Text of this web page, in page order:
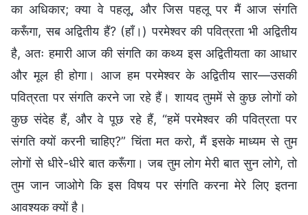
का अधिकार; क्या वे पहलू, और जिस पहलू पर मैं आज संगति
करूँगा, सब अद्वितीय हैं? (हाँ।) परमेश्वर की पवित्रता भी अद्वितीय
है, अतः हमारी आज की संगति का कथ्य इस अद्वितीयता का आधार
और मूल ही होगा। आज हम परमेश्वर के अद्वितीय सार—उसकी
पवित्रता पर संगति करने जा रहे हैं। शायद तुममें से कुछ लोगों को
कुछ संदेह हैं, और वे पूछ रहे हैं, “हमें परमेश्वर की पवित्रता पर
संगति क्यों करनी चाहिए?” चिंता मत करो, मैं इसके माध्यम से तुम
लोगों से धीरे-धीरे बात करूँगा। जब तुम लोग मेरी बात सुन लोगे, तो
तुम जान जाओगे कि इस विषय पर संगति करना मेरे लिए इतना
आवश्यक क्यों है।